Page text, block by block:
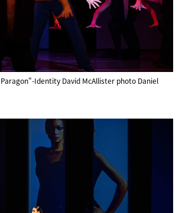
Identity David McAllister photo Daniel